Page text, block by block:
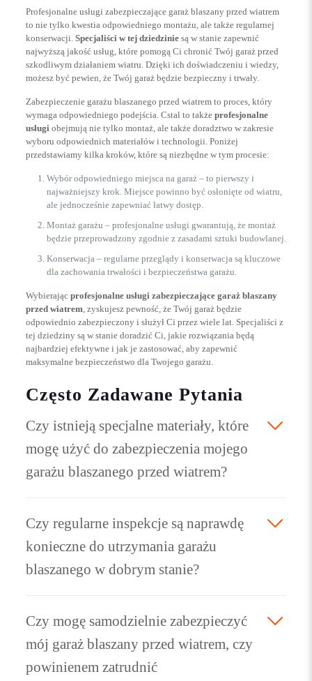
Profesjonalne usługi zabezpieczające garaż blaszany przed wiatrem
to nie tylko kwestia odpowiedniego montażu, ale także regularnej
konserwacji. Specjaliści w tej dziedziniesą w stanie zapewnić
najwyższą jakość usług, które pomogą Ci chronić Twój garaż przed
szkodliwym działaniem wiatru. Dzięki ich doświadczeniu i wiedzy,
możesz być pewien, że Twój garaż będzie bezpieczny i trwały.
Zabezpieczenie garażu blaszanego przed wiatrem to proces, który
wymaga odpowiedniego podejścia. Cstal to także profesjonalne
usługiobejmują nie tylko montaż, ale także doradztwo w zakresie
wyboru odpowiednich materiałów i technologii. Poniżej
przedstawiamy kilka kroków, które są niezbędne w tym procesie:
Wybór odpowiedniego miejsca na garaż – to pierwszy i
najważniejszy krok. Miejsce powinno być osłonięte od wiatru,
ale jednocześnie zapewniać łatwy dostęp.
Montaż garażu – profesjonalne usługi gwarantują, że montaż
będzie przeprowadzony zgodnie z zasadami sztuki budowlanej.
Konserwacja – regularne przeglądy i konserwacja są kluczowe
dla zachowania trwałości i bezpieczeństwa garażu.
Wybierając profesjonalne usługi zabezpieczające garaż blaszany
przed wiatrem, zyskujesz pewność, że Twój garaż będzie
odpowiednio zabezpieczony i służył Ci przez wiele lat. Specjaliści z
tej dziedziny są w stanie doradzić Ci, jakie rozwiązania będą
najbardziej efektywne i jak je zastosować, aby zapewnić
maksymalne bezpieczeństwo dla Twojego garażu.
Często Zadawane Pytania
Czy istnieją specjalne materiały, które
mogę użyć do zabezpieczenia mojego
garażu blaszanego przed wiatrem?
Czy regularne inspekcje są naprawdę
konieczne do utrzymania garażu
blaszanego w dobrym stanie?
Czy mogę samodzielnie zabezpieczyć
mój garaż blaszany przed wiatrem, czy
powinienem zatrudnić